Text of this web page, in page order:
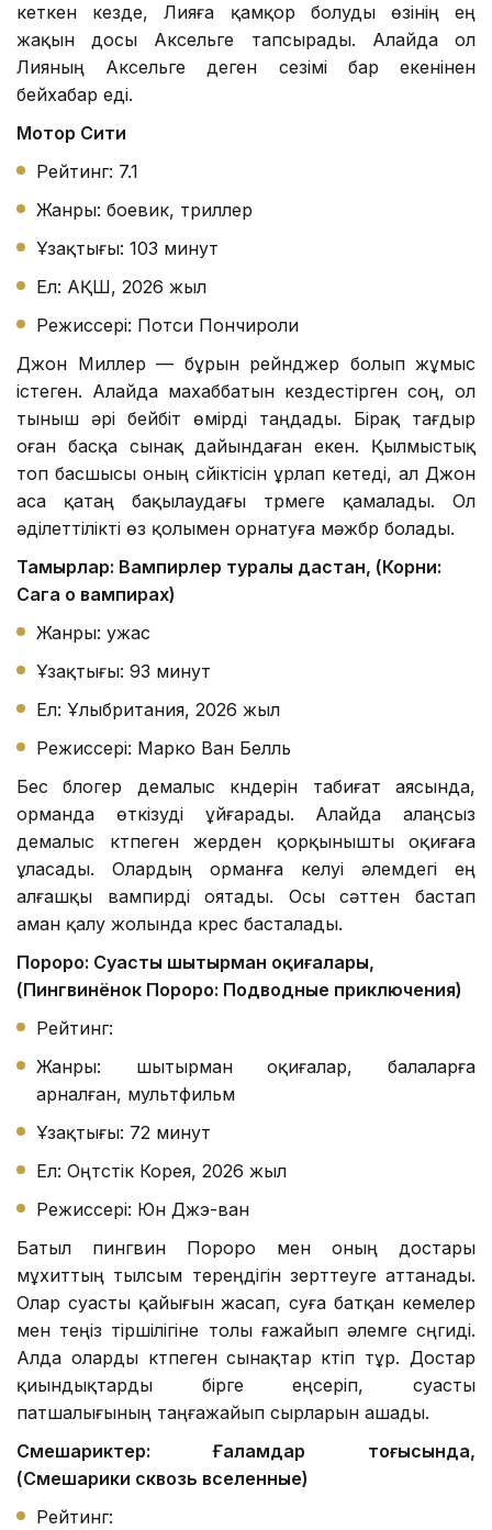
кеткен кезде, Лияға қамқор болуды өзінің ең
жақын досы Аксельге тапсырады. Алайда ол
Лияның Аксельге деген сезімі бар екенінен
бейхабар еді.
Мотор Сити
Рейтинг: 7.1
Жанры: боевик, триллер
Ұзақтығы: 103 минут
Ел: АҚШ, 2026 жыл
Режиссері: Потси Пончироли
Джон Миллер — бұрын рейнджер болып жұмыс
істеген. Алайда махаббатын кездестірген соң, ол
тыныш әрі бейбіт өмірді таңдады. Бірақ тағдыр
оған басқа сынақ дайындаған екен. Қылмыстық
топ басшысы оның сүйіктісін ұрлап кетеді, ал Джон
аса қатаң бақылаудағы түрмеге қамалады. Ол
әділеттілікті өз қолымен орнатуға мәжбүр болады.
Тамырлар: Вампирлер туралы дастан, (Корни:
Сага о вампирах)
Жанры: ужас
Ұзақтығы: 93 минут
Ел: Ұлыбритания, 2026 жыл
Режиссері: Марко Ван Белль
Бес блогер демалыс күндерін табиғат аясында,
орманда өткізуді ұйғарады. Алайда алаңсыз
демалыс күтпеген жерден қорқынышты оқиғаға
ұласады. Олардың орманға келуі әлемдегі ең
алғашқы вампирді оятады. Осы сәттен бастап
аман қалу жолында күрес басталады.
Пороро: Суасты шытырман оқиғалары,
(Пингвинёнок Пороро: Подводные приключения)
Рейтинг:
Жанры: шытырман оқиғалар, балаларға
арналған, мультфильм
Ұзақтығы: 72 минут
Ел: Оңтүстік Корея, 2026 жыл
Режиссері: Юн Джэ-ван
Батыл пингвин Пороро мен оның достары
мұхиттың тылсым тереңдігін зерттеуге аттанады.
Олар суасты қайығын жасап, суға батқан кемелер
мен теңіз тіршілігіне толы ғажайып әлемге сүңгиді.
Алда оларды күтпеген сынақтар күтіп тұр. Достар
қиындықтарды бірге еңсеріп, суасты
патшалығының таңғажайып сырларын ашады.
Смешариктер: Ғаламдар тоғысында,
(Смешарики сквозь вселенные)
Рейтинг: